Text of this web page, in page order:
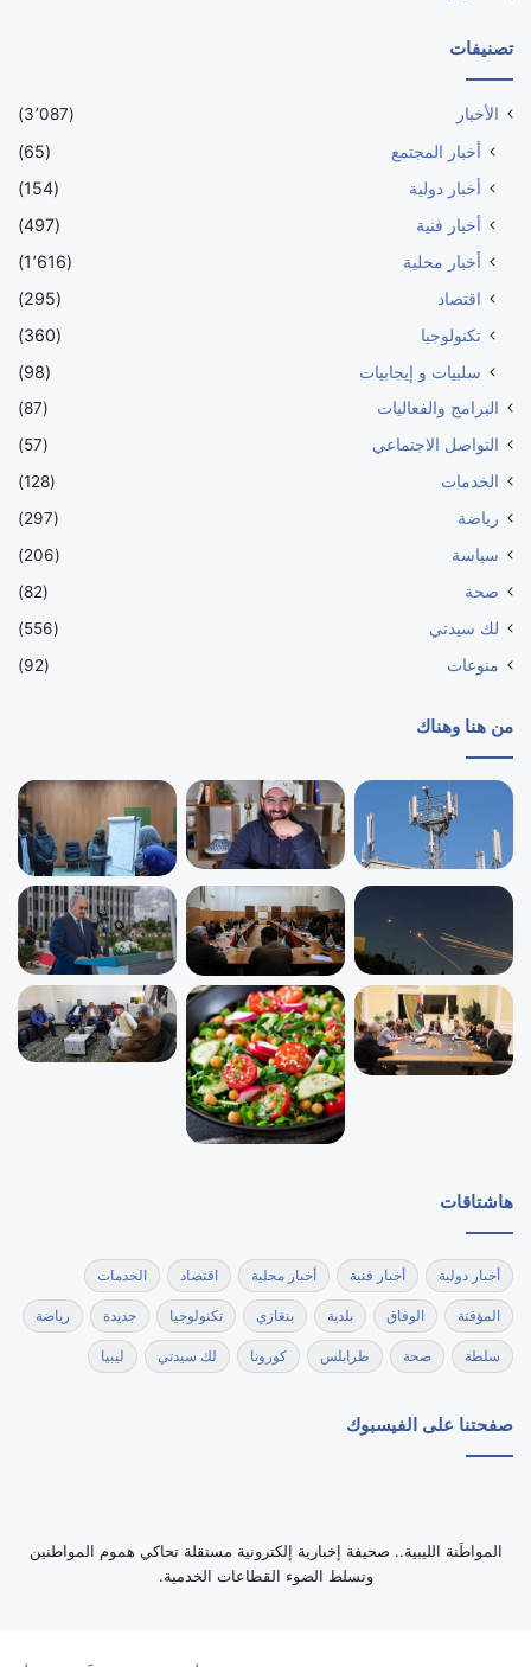
تصنيفات
الأخبار (3٬087)
أخبار المجتمع
(65)
أخبار دولية
(154)
أخبار فنية
(497)
أخبار محلية
(1٬616)
اقتصاد
(295)
تكنولوجيا
(360)
سلبيات و إيجابيات
(98)
البرامج والفعاليات
(87)
التواصل الاجتماعي
(57)
الخدمات
(128)
رياضة
(297)
سياسة
(206)
صحة
(82)
لك سيدتي
(556)
منوعات
(92)
من هنا وهناك
هاشتاقات
أخبار دولية أخبار فنية أخبار محلية اقتصاد الخدمات
المؤقتة الوفاق بلدية بنغازي تكنولوجيا جديدة رياضة
سلطة صحة طرابلس كورونا لك سيدتي ليبيا
صفحتنا على الفيسبوك
‏المواطَنة الليبية.. صحيفة إخبارية إلكترونية مستقلة تحاكي هموم المواطنين
وتسلط الضوء القطاعات الخدمية.